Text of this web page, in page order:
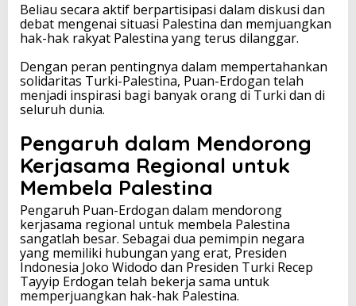
Beliau secara aktif berpartisipasi dalam diskusi dan
debat mengenai situasi Palestina dan memjuangkan
hak-hak rakyat Palestina yang terus dilanggar.
Dengan peran pentingnya dalam mempertahankan
solidaritas Turki-Palestina, Puan-Erdogan telah
menjadi inspirasi bagi banyak orang di Turki dan di
seluruh dunia.
Pengaruh dalam Mendorong
Kerjasama Regional untuk
Membela Palestina
Pengaruh Puan-Erdogan dalam mendorong
kerjasama regional untuk membela Palestina
sangatlah besar. Sebagai dua pemimpin negara
yang memiliki hubungan yang erat, Presiden
Indonesia Joko Widodo dan Presiden Turki Recep
Tayyip Erdogan telah bekerja sama untuk
memperjuangkan hak-hak Palestina.